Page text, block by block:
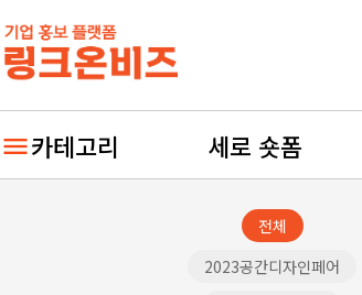
카테고리 세로 숏폼
전체
2023공간디자인페어